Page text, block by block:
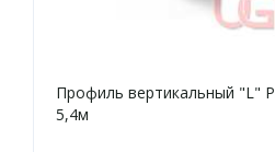
Профиль вертикальный "L"
5,4м